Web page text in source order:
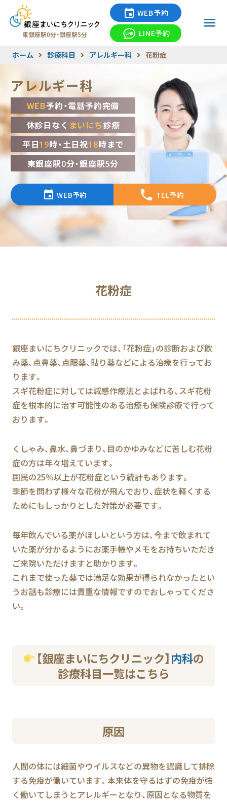
東銀座駅0分・銀座駅5分
WEB予約
LINE予約
ホーム 診療科目 アレルギー科 花粉症
アレルギー科
WEB予約・電話予約完備
休診日なく まいにち診療
平日19時・土日祝18時まで
東銀座駅0分・銀座駅5分
WEB予約 TEL予約
花粉症
銀座まいにちクリニックでは、「花粉症」の診断および飲
み薬、点鼻薬、点眼薬、貼り薬などによる治療を行ってお
ります。
スギ花粉症に対しては減感作療法とよばれる、スギ花粉
症を根本的に治す可能性のある治療も保険診療で行って
おります。
くしゃみ、鼻水、鼻づまり、目のかゆみなどに苦しむ花粉
症の方は年々増えています。
国民の25％以上が花粉症という統計もあります。
季節を問わず様々な花粉が飛んでおり、症状を軽くする
ためにもしっかりとした対策が必要です。
毎年飲んでいる薬がほしいという方は、今まで飲まれて
いた薬が分かるようにお薬手帳やメモをお持ちいただき
ご来院いただけますと助かります。
これまで使った薬では満足な効果が得られなかったとい
うお話も診療には貴重な情報ですのでおしゃってくださ
い。
【銀座まいにちクリニック】内科の
診療科目一覧はこちら
原因
人間の体には細菌やウイルスなどの異物を認識して排除
する免疫が働いています。本来体を守るはずの免疫が強
く働いてしまうとアレルギーとなり、原因となる物質を